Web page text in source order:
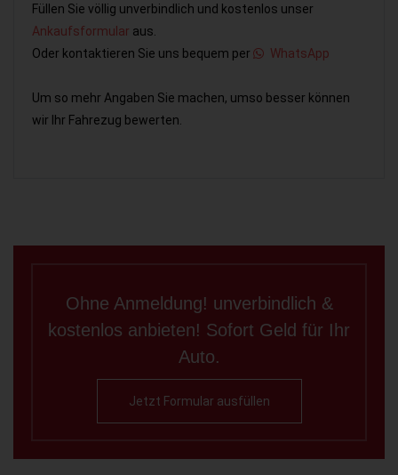
Füllen Sie völlig unverbindlich und kostenlos unser
Ankaufsformular aus.
Oder kontaktieren Sie uns bequem per
WhatsApp
Um so mehr Angaben Sie machen, umso besser können
wir Ihr Fahrezug bewerten.
Ohne Anmeldung! unverbindlich &
kostenlos anbieten! Sofort Geld für Ihr
Auto.
Jetzt Formular ausfüllen